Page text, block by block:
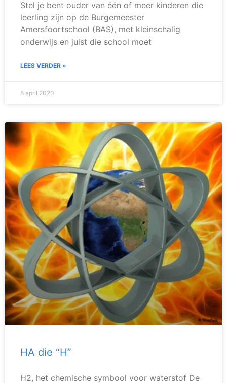
Stel je bent ouder van één of meer kinderen die
leerling zijn op de Burgemeester
Amersfoortschool (BAS), met kleinschalig
onderwijs en juist die school moet
LEES VERDER »
8 april 2020
HA die “H”
H2, het chemische symbool voor waterstof De